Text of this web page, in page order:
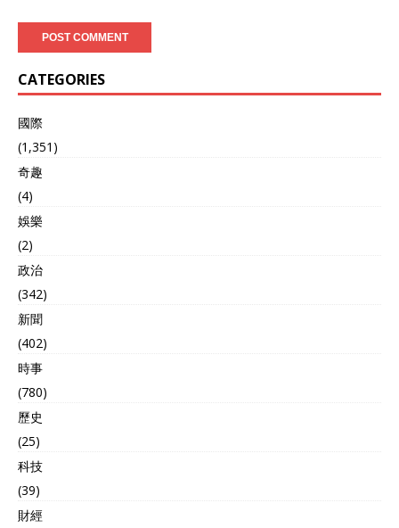
CATEGORIES
國際
(1,351)
奇趣
(4)
娛樂
(2)
政治
(342)
新聞
(402)
時事
(780)
歷史
(25)
科技
(39)
財經